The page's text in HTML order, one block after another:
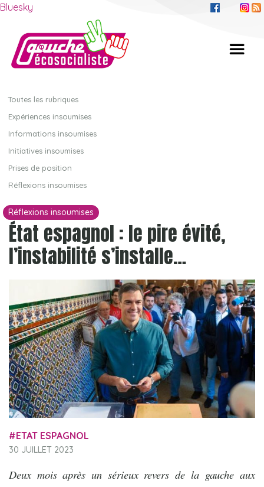
Bluesky
Toutes les rubriques
Expériences insoumises
Informations insoumises
Initiatives insoumises
Prises de position
Réflexions insoumises
Réflexions insoumises
État espagnol : le pire évité,
l’instabilité s’installe…
ETAT ESPAGNOL
30 JUILLET 2023
Deux mois après un sérieux revers de la gauche aux